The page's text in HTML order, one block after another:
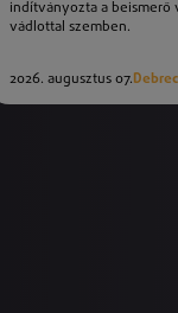
indítványozta a beismerő
vádlottal szemben.
2026. augusztus 07.